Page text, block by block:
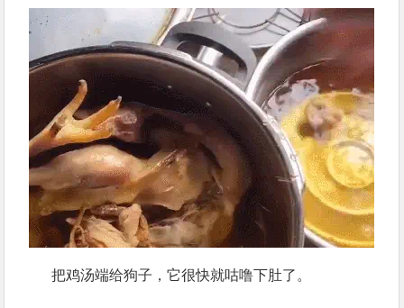
把鸡汤端给狗子，它很快就咕噜下肚了。